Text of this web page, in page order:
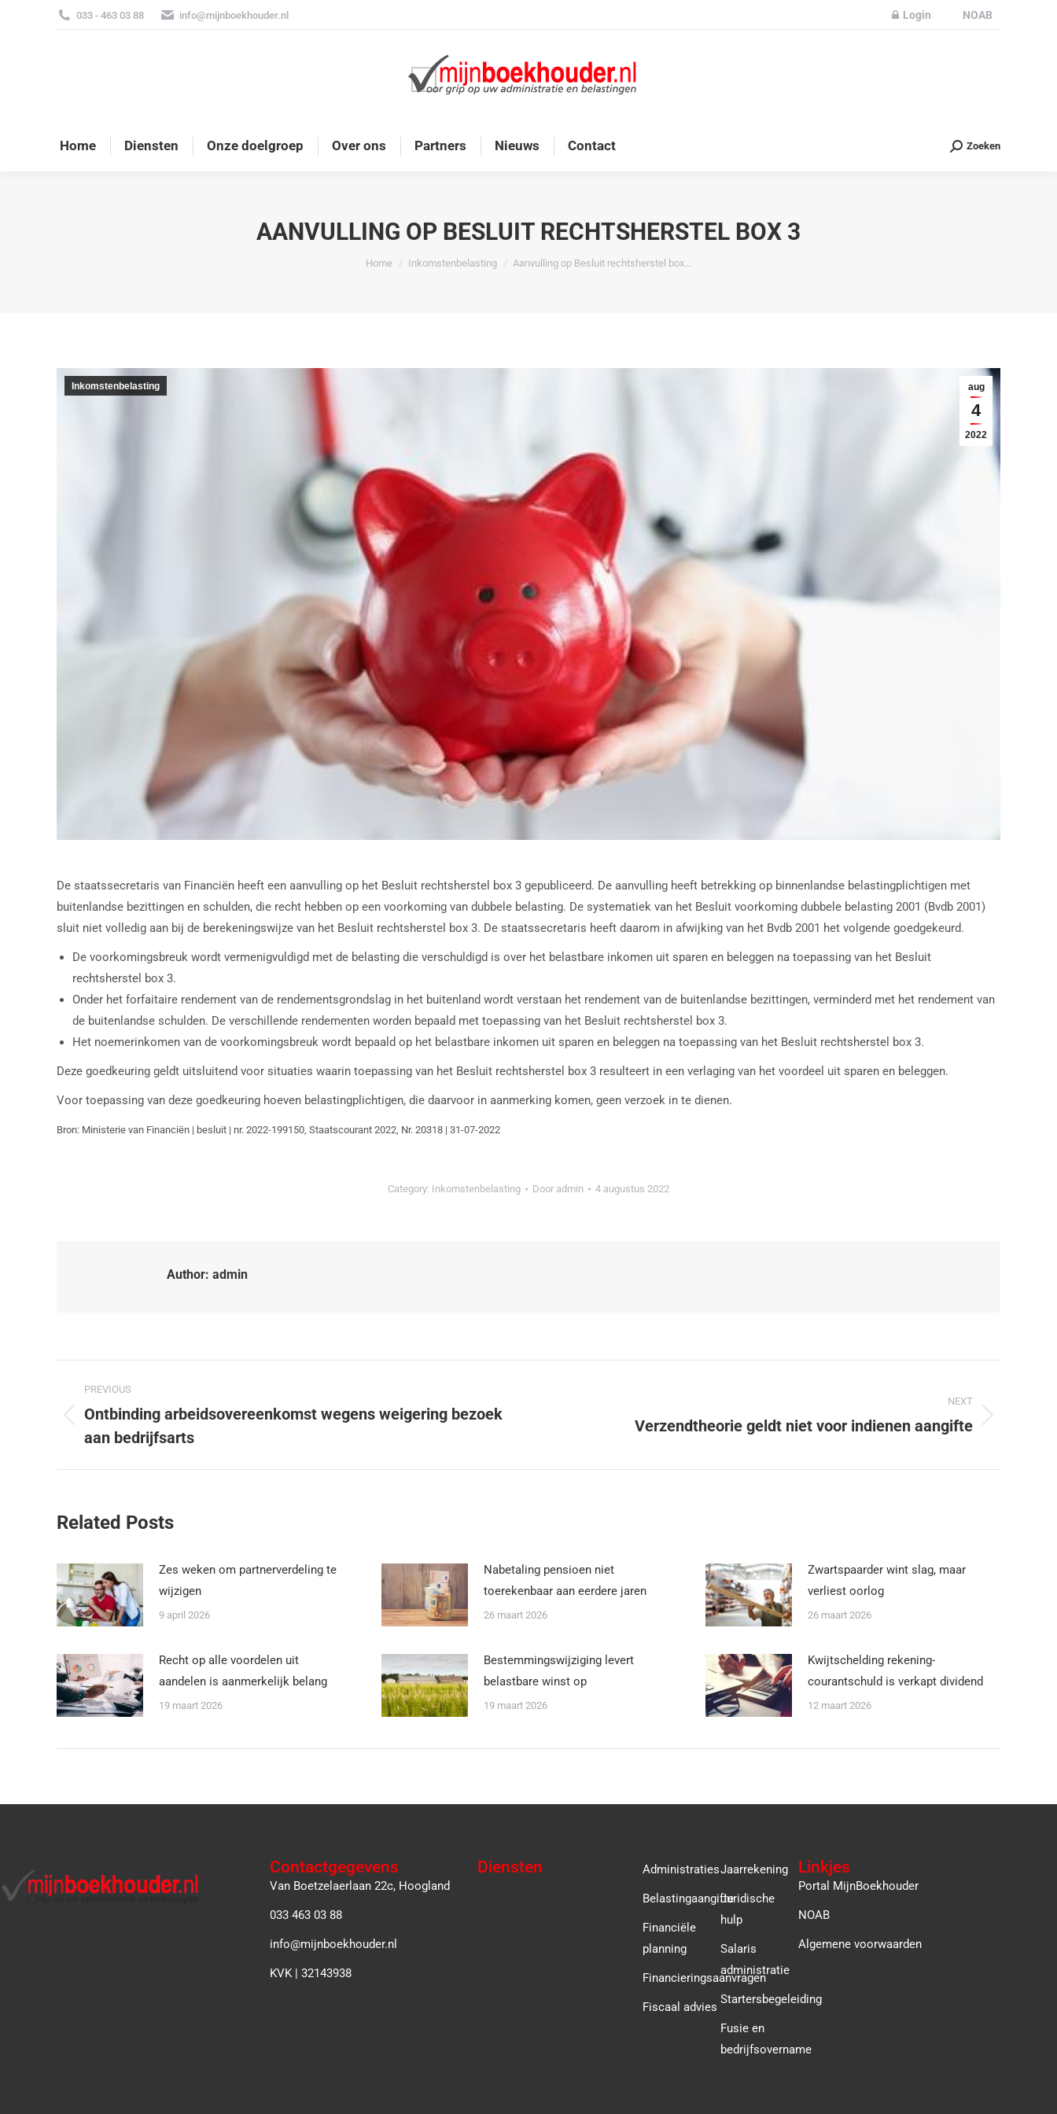
033 - 463 03 88 info@mijnboekhouder.nl Login NOAB
Home Diensten Onze doelgroep Over ons Partners Nieuws Contact Zoeken
AANVULLING OP BESLUIT RECHTSHERSTEL BOX 3
Je bent hier:
Home Inkomstenbelasting Aanvulling op Besluit rechtsherstel box…
aug
4
2022
Inkomstenbelasting
De staatssecretaris van Financiën heeft een aanvulling op het Besluit rechtsherstel box 3 gepubliceerd. De aanvulling heeft betrekking op binnenlandse belastingplichtigen met
buitenlandse bezittingen en schulden, die recht hebben op een voorkoming van dubbele belasting. De systematiek van het Besluit voorkoming dubbele belasting 2001 (Bvdb 2001)
sluit niet volledig aan bij de berekeningswijze van het Besluit rechtsherstel box 3. De staatssecretaris heeft daarom in afwijking van het Bvdb 2001 het volgende goedgekeurd.
De voorkomingsbreuk wordt vermenigvuldigd met de belasting die verschuldigd is over het belastbare inkomen uit sparen en beleggen na toepassing van het Besluit
rechtsherstel box 3.
Onder het forfaitaire rendement van de rendementsgrondslag in het buitenland wordt verstaan het rendement van de buitenlandse bezittingen, verminderd met het rendement van
de buitenlandse schulden. De verschillende rendementen worden bepaald met toepassing van het Besluit rechtsherstel box 3.
Het noemerinkomen van de voorkomingsbreuk wordt bepaald op het belastbare inkomen uit sparen en beleggen na toepassing van het Besluit rechtsherstel box 3.
Deze goedkeuring geldt uitsluitend voor situaties waarin toepassing van het Besluit rechtsherstel box 3 resulteert in een verlaging van het voordeel uit sparen en beleggen.
Voor toepassing van deze goedkeuring hoeven belastingplichtigen, die daarvoor in aanmerking komen, geen verzoek in te dienen.
Bron: Ministerie van Financiën | besluit | nr. 2022-199150, Staatscourant 2022, Nr. 20318 | 31-07-2022
Category: Inkomstenbelasting Door admin 4 augustus 2022
Author: admin
PREVIOUS
Ontbinding arbeidsovereenkomst wegens weigering bezoek
aan bedrijfsarts
NEXT
Verzendtheorie geldt niet voor indienen aangifte
Related Posts
Zes weken om partnerverdeling te
wijzigen
9 april 2026
Nabetaling pensioen niet
toerekenbaar aan eerdere jaren
26 maart 2026
Zwartspaarder wint slag, maar
verliest oorlog
26 maart 2026
Recht op alle voordelen uit
aandelen is aanmerkelijk belang
19 maart 2026
Bestemmingswijziging levert
belastbare winst op
19 maart 2026
Kwijtschelding rekening-
courantschuld is verkapt dividend
12 maart 2026
Contactgegevens
Van Boetzelaerlaan 22c, Hoogland
033 463 03 88
info@mijnboekhouder.nl
KVK | 32143938
Diensten Administraties
Belastingaangifte
Financiële
planning
Financieringsaanvragen
Fiscaal advies
Jaarrekening
Juridische
hulp
Salaris
administratie
Startersbegeleiding
Fusie en
bedrijfsovername
Linkjes
Portal MijnBoekhouder
NOAB
Algemene voorwaarden
Home Diensten Onze doelgroep Over ons Partners Nieuws Contact Zoeken